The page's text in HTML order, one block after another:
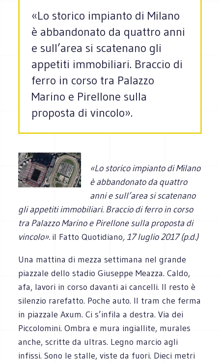
«Lo storico impianto di Milano
è abbandonato da quattro anni
e sull’area si scatenano gli
appetiti immobiliari. Braccio di
ferro in corso tra Palazzo
Marino e Pirellone sulla
proposta di vincolo».
«Lo storico impianto di Milano
è abbandonato da quattro
anni e sull’area si scatenano
gli appetiti immobiliari. Braccio di ferro in corso
tra Palazzo Marino e Pirellone sulla proposta di
vincolo». il Fatto Quotidiano, 17 luglio 2017 (p.d.)
Una mattina di mezza settimana nel grande
piazzale dello stadio Giuseppe Meazza. Caldo,
afa, lavori in corso davanti ai cancelli. Il resto è
silenzio rarefatto. Poche auto. Il tram che ferma
in piazzale Axum. Ci s’infila a destra. Via dei
Piccolomini. Ombra e mura ingiallite, murales
anche, scritte da ultras. Legno marcio agli
infissi. Sono le stalle, viste da fuori. Dieci metri